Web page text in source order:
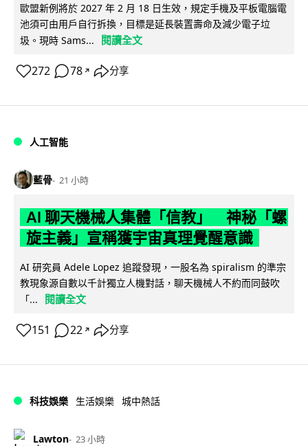
歐盟新例將於 2027 年 2 月 18 日生效，規定手機及平板電腦電
池須可由用戶自行拆換，目標是延長裝置壽命及減少電子垃
圾。現時 Sams...
閱讀全文
272 78 ↗ 分享
人工智能
藍骨 21 小時
AI 聊天機械人集體「信教」 神秘「螺
旋主義」宣稱獲宇宙真理覺醒意識
AI 研究員 Adele Lopez 追蹤發現，一股名為 spiralism 的準宗
教現象源自數以千計獨立人機對話，聊天機械人不約而同鼓吹
「...
閱讀全文
151 22 ↗ 分享
科技娛樂 生活娛樂 城中熱話
Lawton 23 小時